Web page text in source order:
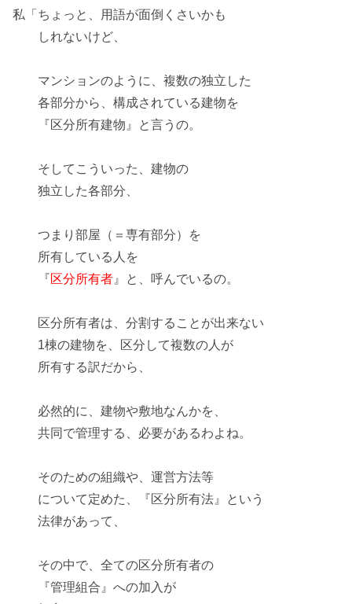
私「ちょっと、用語が面倒くさいかも
しれないけど、
マンションのように、複数の独立した
各部分から、構成されている建物を
『区分所有建物 』と言うの。
そしてこういった、建物の
独立した各部分、
つまり部屋（＝ 専有部分）を
所有している人を
『区分所有者 』と、呼んでいるの。
区分所有者は、分割することが出来ない
1棟の建物を、区分して複数の人 が
所有する訳だから、
必然的に、建物や敷地なんかを、
共同で管理する、必要があるわよね。
そのための組織や、運営方法等
について定めた、『区分所有法 』という
法律があって、
その中で、全ての区分所有者の
『管理組合』への加入が